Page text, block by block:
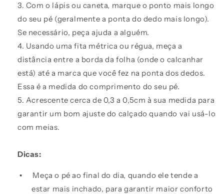
Com o lápis ou caneta, marque o ponto mais longo
do seu pé (geralmente a ponta do dedo mais longo).
Se necessário, peça ajuda a alguém.
Usando uma fita métrica ou régua, meça a
distância entre a borda da folha (onde o calcanhar
está) até a marca que você fez na ponta dos dedos.
Essa é a medida do comprimento do seu pé.
Acrescente cerca de 0,3 a 0,5cm à sua medida para
garantir um bom ajuste do calçado quando vai usá-lo
com meias.
Dicas:
•
Meça o pé ao final do dia, quando ele tende a
estar mais inchado, para garantir maior conforto